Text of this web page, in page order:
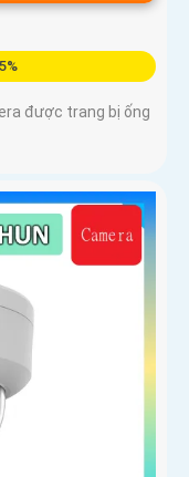
được trang bị ống